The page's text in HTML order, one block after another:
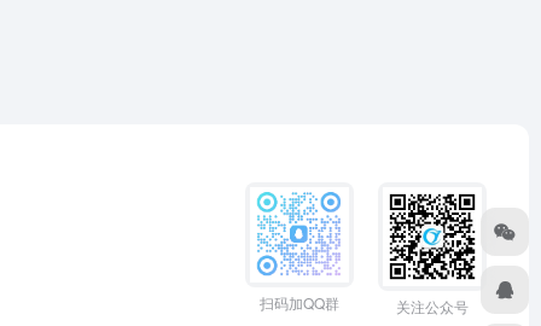
扫码加QQ群 关注公众号